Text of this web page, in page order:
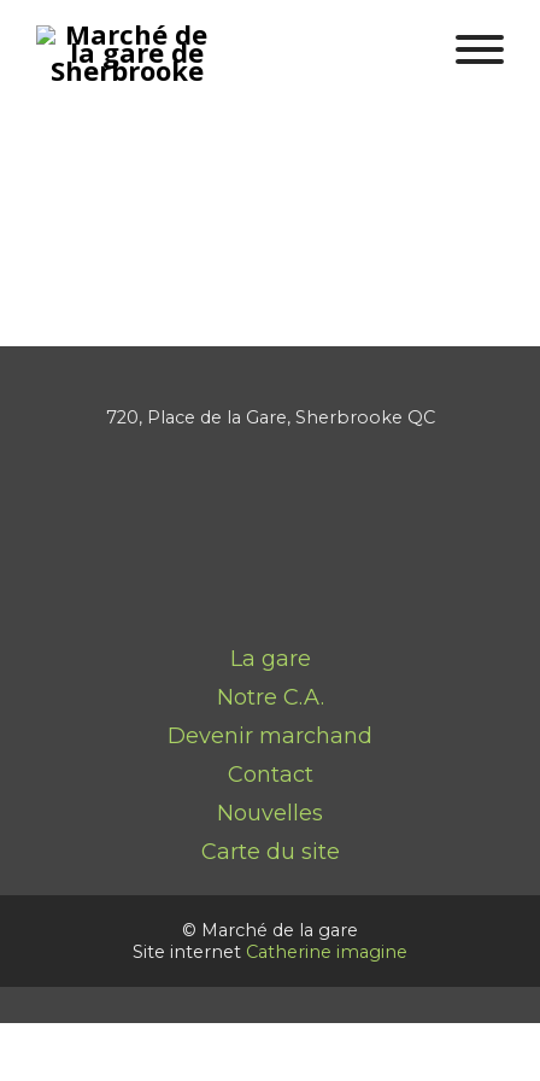
720, Place de la Gare, Sherbrooke QC
La gare
Notre C.A.
Devenir marchand
Contact
Nouvelles
Carte du site
© Marché de la gare
Site internet Catherine imagine